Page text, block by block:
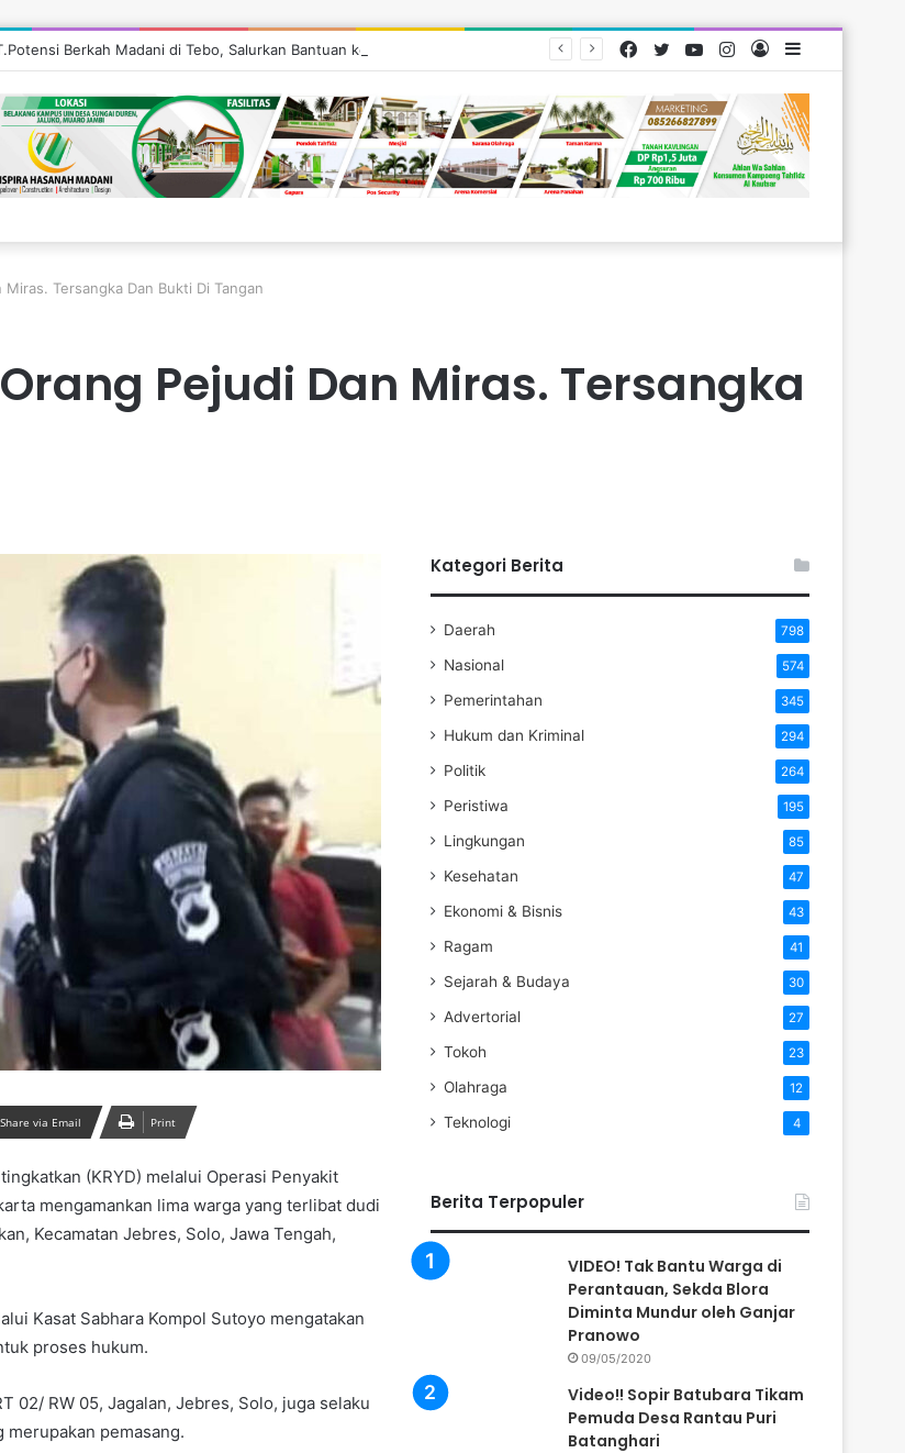
Berkah Madani di Tebo, Salurkan Bantuan ke Masyarakat
Log
Instagram
YouTube
Twitter
Facebook
Tersangka Dan Bukti Di Tangan
Pejudi Dan Miras. Tersangka
Share via Email Print
(KRYD) melalui Operasi Penyakit
mengamankan lima warga yang terlibat dudi
Kecamatan Jebres, Solo, Jawa Tengah,
Kasat Sabhara Kompol Sutoyo mengatakan
proses hukum.
02/ RW 05, Jagalan, Jebres, Solo, juga selaku
merupakan pemasang.
Kategori Berita
Daerah 798
Nasional 574
Pemerintahan 345
Hukum dan Kriminal 294
Politik 264
Peristiwa 195
Lingkungan 85
Kesehatan 47
Ekonomi & Bisnis 43
Ragam 41
Sejarah & Budaya 30
Advertorial 27
Tokoh 23
Olahraga 12
Teknologi 4
Berita Terpopuler
VIDEO! Tak Bantu Warga di
Perantauan, Sekda Blora
Diminta Mundur oleh Ganjar
Pranowo
09/05/2020
Video!! Sopir Batubara Tikam
Pemuda Desa Rantau Puri
Batanghari